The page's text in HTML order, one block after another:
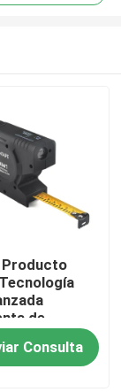
Producto
de
de cinta de
con
distancia
Consulta